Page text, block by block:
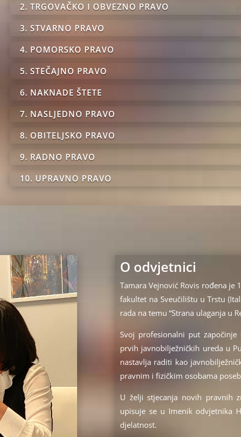
2. TRGOVAČKO I OBVEZNO PRAVO
3. STVARNO PRAVO
4. POMORSKO PRAVO
5. STEČAJNO PRAVO
6. NAKNADE ŠTETE
7. NASLJEDNO PRAVO
8. OBITELJSKO PRAVO
9. RADNO PRAVO
10. UPRAVNO PRAVO
O odvjetnici
Tamara Vejnović Rovis rođena je
fakultet na Sveučilištu u Trstu
rada na temu “Strana ulaganja u
Svoj profesionalni put
prvih javnobilježničkih ureda u
nastavlja raditi kao
pravnim i fizičkim osobama
U želji stjecanja novih pravnih
upisuje se u Imenik odvjetnika
djelatnost.